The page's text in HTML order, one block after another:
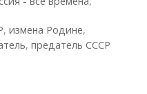
, измена Родине,
, предатель СССР